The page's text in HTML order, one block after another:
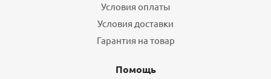
Условия оплаты
Условия доставки
Гарантия на товар
Помощь